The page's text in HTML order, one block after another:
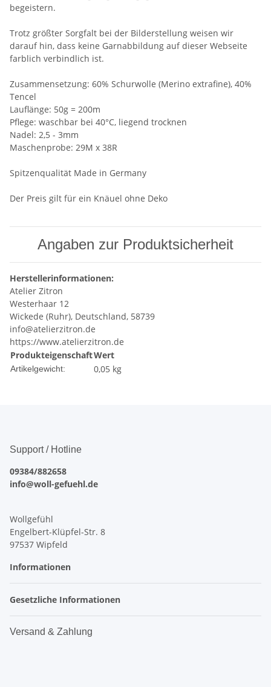
begeistern.
Trotz größter Sorgfalt bei der Bilderstellung weisen wir
darauf hin, dass keine Garnabbildung auf dieser Webseite
farblich verbindlich ist.
Zusammensetzung: 60% Schurwolle (Merino extrafine), 40%
Tencel
Lauflänge: 50g = 200m
Pflege: waschbar bei 40°C, liegend trocknen
Nadel: 2,5 - 3mm
Maschenprobe: 29M x 38R
Spitzenqualität Made in Germany
Der Preis gilt für ein Knäuel ohne Deko
Angaben zur Produktsicherheit
Herstellerinformationen:
Atelier Zitron
Westerhaar 12
Wickede (Ruhr), Deutschland, 58739
info@atelierzitron.de
https://www.atelierzitron.de
ProdukteigenschaftWert
Artikelgewicht: 0,05 kg
Support / Hotline
09384/882658
info@woll-gefuehl.de
Wollgefühl
Engelbert-Klüpfel-Str. 8
97537 Wipfeld
Informationen
Gesetzliche Informationen
Versand & Zahlung